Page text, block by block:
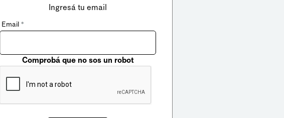
Ingresá tu email
Email *
Comprobá que no sos un robot